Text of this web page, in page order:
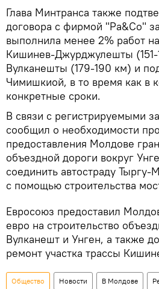
Глава Минтранса также
договора с фирмой "Pa&Co"
выполнила менее 2% работ
Кишинев-Джурджулешты (151-
Вулканешты (179-190 км) и
Чимишкиой, в то время как в
конкретные сроки.
В связи с регистрируемыми
сообщил о необходимости
предоставления Молдове
объездной дороги вокруг
соединить автостраду
с помощью строительства
Евросоюз предоставил
евро на строительство
Вулканешт и Унген, а также
ремонт участка трассы
Общество Новости В Молдове